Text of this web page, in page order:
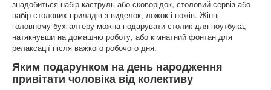
знадобиться набір каструль або сковорідок, столовий сервіз або
набір столових приладів з виделок, ложок і ножів. Жінці
головному бухгалтеру можна подарувати столик для ноутбука,
натякнувши на домашню роботу, або кімнатний фонтан для
релаксації після важкого робочого дня.
Яким подарунком на день народження
привітати чоловіка від колективу